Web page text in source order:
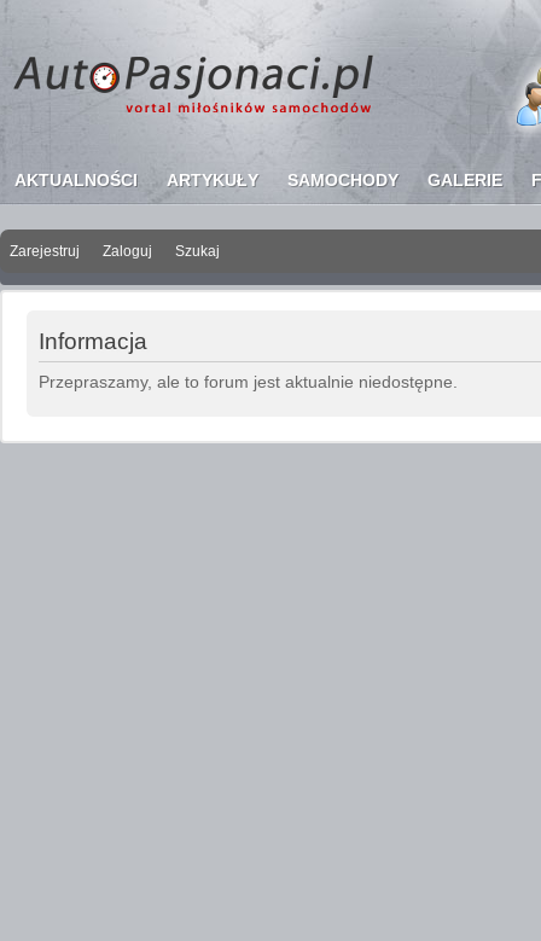
AKTUALNOŚCI ARTYKUŁY SAMOCHODY GALERIE
Zarejestruj Zaloguj Szukaj
Informacja
Przepraszamy, ale to forum jest aktualnie niedostępne.